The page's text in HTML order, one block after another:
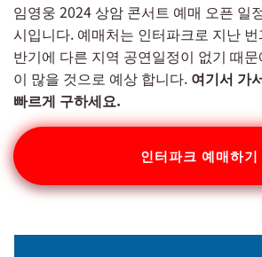
임영웅 2024 상암 콘서트 예매 오픈 일
시입니다. 예매처는 인터파크로 지난
반기에 다른 지역 공연일정이 없기 때
이 많을 것으로 예상 합니다. 여기서 가
빠르게 구하세요.
인터파크 예매하기